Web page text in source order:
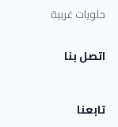
حلويات غربية
اتصل بنا
تابعنا